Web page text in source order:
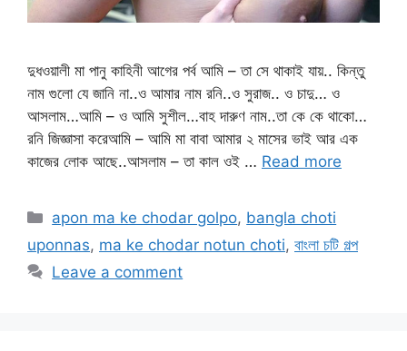
দুধওয়ালী মা পানু কাহিনী আগের পর্ব আমি – তা সে থাকাই যায়.. কিন্তু
নাম গুলো যে জানি না..ও আমার নাম রনি..ও সুরাজ.. ও চাদু… ও
আসলাম…আমি – ও আমি সুশীল…বাহ দারুণ নাম..তা কে কে থাকো…
রনি জিজ্ঞাসা করেআমি – আমি মা বাবা আমার ২ মাসের ভাই আর এক
কাজের লোক আছে..আসলাম – তা কাল ওই … Read more
Categories
apon ma ke chodar golpo, bangla choti
uponnas, ma ke chodar notun choti, বাংলা চটি গল্প
Leave a comment